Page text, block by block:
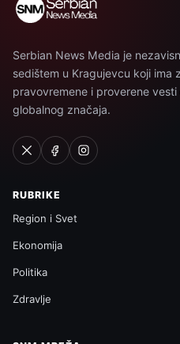
Serbian News Media je
sedištem u Kragujevcu koji ima
pravovremene i proverene
globalnog značaja.
RUBRIKE
Region i Svet
Ekonomija
Politika
Zdravlje